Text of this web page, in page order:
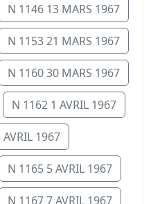
N 1146 13 MARS 1967
N 1153 21 MARS 1967
N 1160 30 MARS 1967
N 1162 1 AVRIL 1967
1967
N 1165 5 AVRIL 1967
N 1167 7 AVRIL 1967